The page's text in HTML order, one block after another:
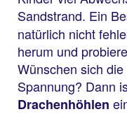
Sandstrand. Ein
natürlich nicht
herum und
Wünschen sich
Spannung? Dann
Drachenhöhlen